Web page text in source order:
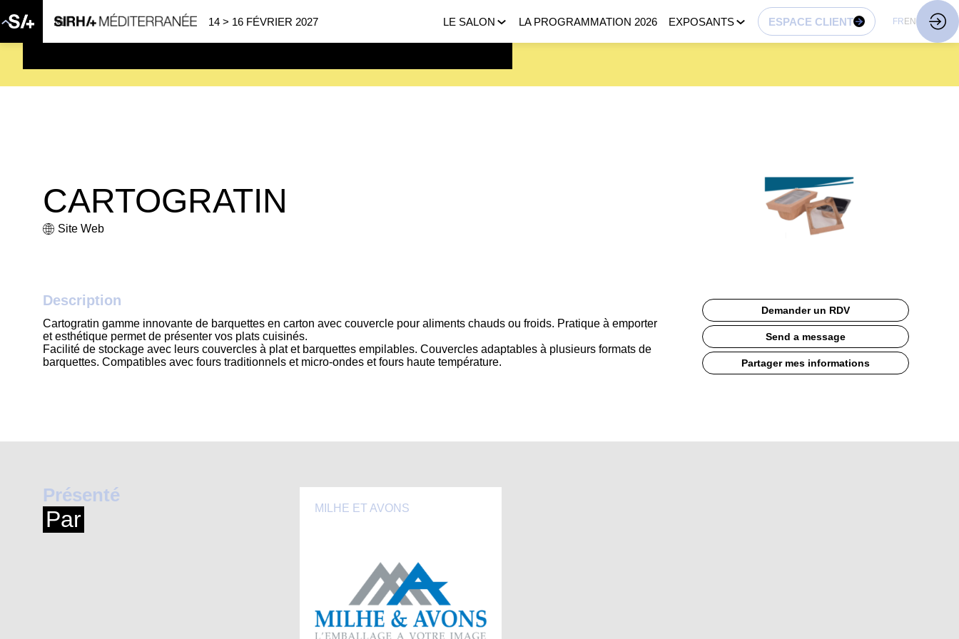
14 > 16 FÉVRIER 2027 LE SALON LA PROGRAMMATION 2026 EXPOSANTS ESPACE CLIENT FR EN
CARTOGRATIN
Site Web
Demander un RDV
Send a message
Partager mes informations
Description
Cartogratin gamme innovante de barquettes en carton avec couvercle pour aliments chauds ou froids. Pratique à emporter
et esthétique permet de présenter vos plats cuisinés.
Facilité de stockage avec leurs couvercles à plat et barquettes empilables. Couvercles adaptables à plusieurs formats de
barquettes. Compatibles avec fours traditionnels et micro-ondes et fours haute température.
Présenté
Par MILHE ET AVONS